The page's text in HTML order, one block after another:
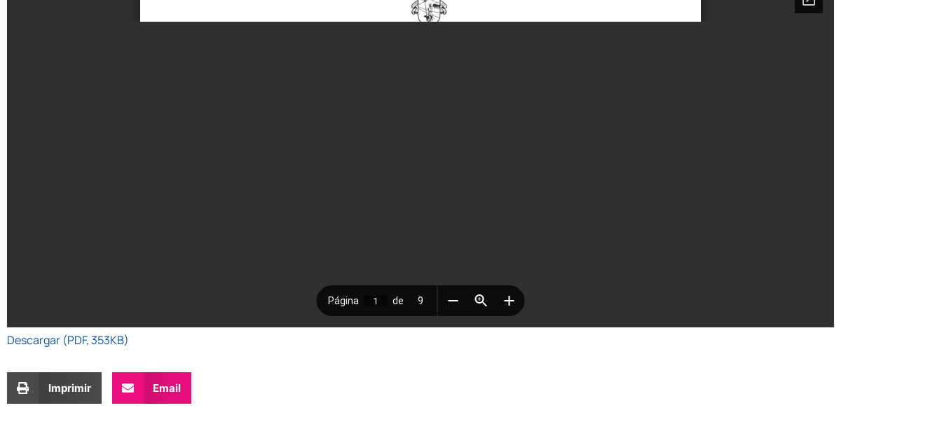
Descargar (PDF, 353KB)
Imprimir Email